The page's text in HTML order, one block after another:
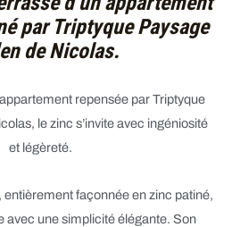
par Triptyque Paysage
de Nicolas.
repensée parTriptyque
, le zinc s’invite avec ingéniosité
et légèreté.
façonnée en zinc patiné,
avec une simplicité élégante. Son